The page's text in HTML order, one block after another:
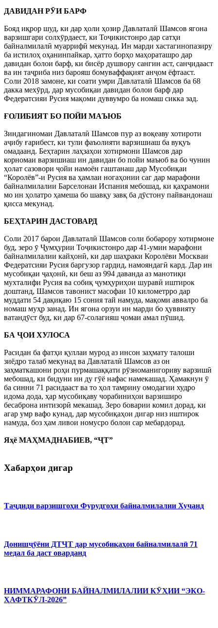
ДАВИДАН РӮИ БАРФ
Бояд иқрор шуд, ки дар ҳоли ҳозир Давлаталӣ Шамсов ягона
варзишгари солхӯрдаест, ки Тоҷикистонро дар сатҳи
байналмилалӣ муаррифӣ мекунад. Ин марди хастагинопазиру
ба истилоҳ оҳанинпайкар, ҳатто борҳо маҳораташро дар
давидан болои барф, ки бисёр душвору сангин аст, санҷидааст
ва ин таҷриба низ барояш бомуваффақият анҷом ёфтааст.
Соли 2018 замоне, ки соати умри Давлаталӣ Шамсов ба 68
дакка мехӯрд, дар мусобиқаи давидан болои барф дар
Федератсияи Русия мақоми дуввумро ба номаш сикка зад.
ҒОЛИБИЯТ БО ПОЙИ МАЪЮБ
Зиндагиномаи Давлаталӣ Шамсов пур аз воқеаву хотироти
аҷибу ғарибест, ки тули фаъолияти варзишиаш ба вуқуъ
омадаанд. Беҳтарин лаҳзаҳои хотирмони Шамсов дар
корномаи варзишиаш ин давидан бо пойи маъюб ва бо чунин
ҳолат сазовори ҷойи намоён гаштанаш дар Мусобиқаи
“Королёв”-и Русия ва ҳамлаи ногаҳонии саг дар марафони
байналмилалии Барселонаи Испания мебошад, ки қаҳрамони
мо ин ҳолатро ҳамеша бо шавқу завқ ба дӯстону пайвандонаш
қисса мекунад.
БЕҲТАРИН ДАСТОВАРД
Соли 2017 барои Давлаталӣ Шамсов соли бобарору хотирмоне
буд, зеро ӯ Ҷумҳурии Тоҷикистонро дар 41-умин марафони
байналмилалии кайҳонӣ, ки дар шаҳраки Королёви Москваи
Федератсияи Русия баргузор гардид, намояндагӣ кард. Дар ин
мусобиқаи ҷаҳонӣ, ки беш аз 994 даванда аз манотиқи
мухталифи Русия ва собиқ ҷумҳуриҳои шуравӣ иштирок
доштанд, Шамсов тавонист масофаи 10 километрро дар
муддати 54 дақиқаю 15 сония тай намуда, мақоми аввалро ба
номаш муҳр занад. Ин ягона орзуи ин марди бо ҳуввияту
ватандӯст буд, ки дар 67-солагияш ҷомаи амал пӯшид.
БА ҶОИ ХУЛОСА
Расидан ба фатҳи қуллаи мурод аз инсон заҳмату талоши
зиёдро талаб мекунад ва Давлаталӣ Шамсов аз он
заҳматкашони роҳи пурмашаққати рӯзноманигориву варзишӣ
мебошад, ки бидуни ин ду гӯё нафас намекашад. Ҳамакнун ӯ
ба синни 71 расидааст ва то ҳол тамрину омодагии худро
идома дода, ҳар мусобиқаву чорабиниҳои варзиширо
бесаброна интизорӣ мекашад. Зеро боварии комил дорад, ки
агар умр вафо кунад, дар мусобиқаҳои дигар низ иштирок
намуда, боз ҳам ливои номусро болои сар мебардорад.
Яҳё МАҲМАДНАБИЕВ, “ҶТ”
Хабарҳои дигар
Таҷдиди варзишгоҳи Фурудгоҳи байналмилалии Хуҷанд
Донишҷӯёни ДТҶТ дар мусобиқаҳои байналмилалӣ 71
медал ба даст оварданд
НИММАРАФОНИ БАЙНАЛМИЛАЛИИ КӮҲИИ “ЭКО-
ҲАФТКӮЛ-2026”